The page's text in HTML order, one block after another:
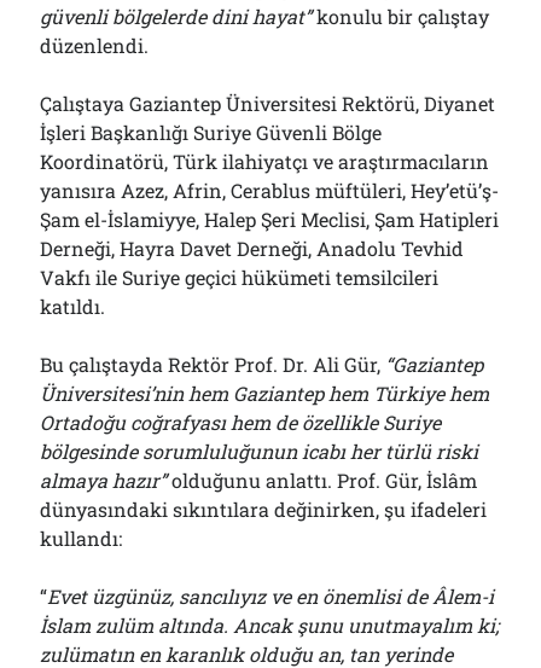
güvenli bölgelerde dini hayat”konulu bir çalıştay
düzenlendi.
Çalıştaya Gaziantep Üniversitesi Rektörü, Diyanet
İşleri Başkanlığı Suriye Güvenli Bölge
Koordinatörü, Türk ilahiyatçı ve araştırmacıların
yanısıra Azez, Afrin, Cerablus müftüleri, Hey’etü’ş-
Şam el-İslamiyye, Halep Şeri Meclisi, Şam Hatipleri
Derneği, Hayra Davet Derneği, Anadolu Tevhid
Vakfı ile Suriye geçici hükümeti temsilcileri
katıldı.
Bu çalıştayda Rektör Prof. Dr. Ali Gür, “Gaziantep
Üniversitesi’nin hem Gaziantep hem Türkiye hem
Ortadoğu coğrafyası hem de özellikle Suriye
bölgesinde sorumluluğunun icabı her türlü riski
almaya hazır”olduğunu anlattı. Prof. Gür, İslâm
dünyasındaki sıkıntılara değinirken, şu ifadeleri
kullandı:
“Evet üzgünüz, sancılıyız ve en önemlisi de Âlem-i
İslam zulüm altında. Ancak şunu unutmayalım ki;
zulümatın en karanlık olduğu an, tan yerinde